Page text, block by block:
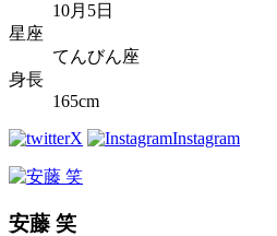
10月5日
星座
てんびん座
身長
165cm
X
Instagram
安藤 笑